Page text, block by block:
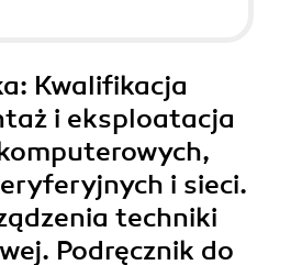
: Kwalifikacja
i eksploatacja
i sieci.
techniki
Podręcznik do